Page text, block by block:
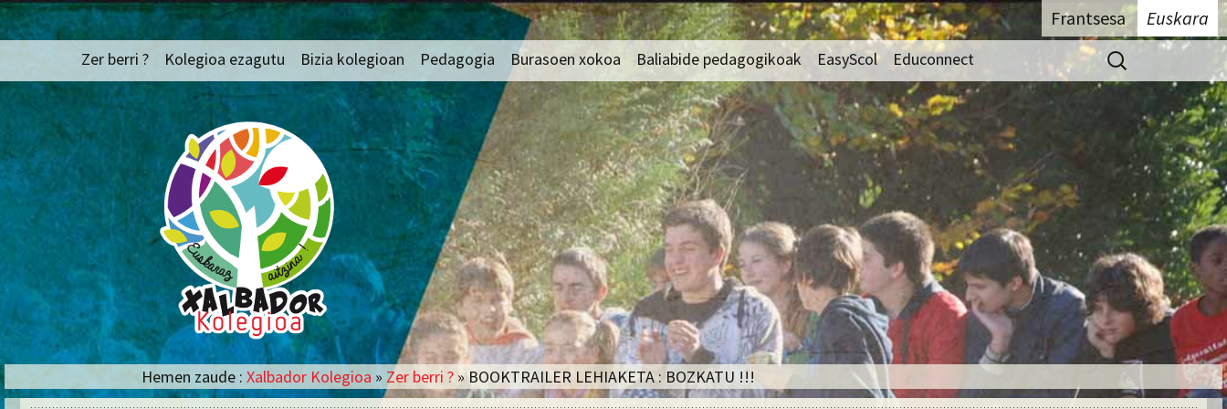
Frantsesa Euskara
Xalbador Kolegioa
Euskaraz aitzina !
Edukira
Zer berri ?
Kolegioa ezagutu
Aitzin solasa
Berezitasunak
Egitura bakoitzaren
osaketa
Egitura bakoitzaren bete
beharra
Finantzak eta Barne
araudia
Kolegioaren historikoa
Bizia kolegioan
Talde profesionala
Tronbinoskopioa
Irakaskuntza orduen
banaketa
Zikloak eta orientazioa
IEP (Inklusiorako Egitura
Pedagogikoa)
Txirinbito
Jantegia
Eskola garraioa
Pedagogia
Zentzua bilatzen duen
pedagogia : aitzina
jotzen duen pedagogia
Proiektua eta
baliabideak
Ikaslearen jarraipena
Proiektu pedagogiko
bereziak mailaka
Ateraldi pedagogikoak
Pedagogia aktiboa,
hezkuntza talde
motibatua
Burasoen xokoa
Burasoekilako harreman
hertsiak
Burasoek bete behar
dituzten paperak
Baliabide pedagogikoak
Arte plastikoak
Biologia
Euskara
Fisika
Frantsesa
Gaztelera
Gorputz heziketa
Historioa – Geografia
IALA
EasyScol Educonnect Bilatu:
Hemen zaude : Xalbador Kolegioa » Zer berri ? » BOOKTRAILER LEHIAKETA : BOZKATU !!!